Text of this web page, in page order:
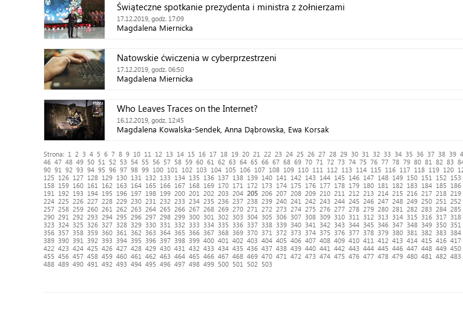
Świąteczne spotkanie prezydenta i ministra z żołnierzami
17.12.2019, godz. 17:09
Magdalena Miernicka
Natowskie ćwiczenia w cyberprzestrzeni
17.12.2019, godz. 06:50
Magdalena Miernicka
Who Leaves Traces on the Internet?
16.12.2019, godz. 12:45
Magdalena Kowalska-Sendek, Anna Dąbrowska, Ewa Korsak
Strona: 1 2 3 4 5 6 7 8 9 10 11 12 13 14 15 16 17 18 19 20 21 22 23 24 25 26 27 28 29 30 31 32 33 34 35 36 37 38 39
46 47 48 49 50 51 52 53 54 55 56 57 58 59 60 61 62 63 64 65 66 67 68 69 70 71 72 73 74 75 76 77 78 79 80 81 82 83
90 91 92 93 94 95 96 97 98 99 100 101 102 103 104 105 106 107 108 109 110 111 112 113 114 115 116 117 118 119 120
125
126 127 128 129 130 131 132 133 134 135 136 137 138 139 140 141 142 143 144 145 146 147 148 149 150 151 152 153
158 159 160 161 162 163 164 165 166 167 168 169 170 171 172 173 174 175 176 177 178 179 180 181 182 183 184 185 186
191
192 193 194 195 196 197 198 199 200 201 202 203 204 205 206 207 208 209 210 211 212 213 214 215 216 217 218 219
224 225 226 227 228 229 230 231 232 233 234 235 236 237 238 239 240 241 242 243 244 245 246 247 248 249 250 251 252
257 258 259 260 261 262 263 264 265 266 267 268 269 270 271 272 273 274 275 276 277 278 279 280 281 282 283 284 285
290 291 292 293 294 295 296 297 298 299 300 301 302 303 304 305 306 307 308 309 310 311 312 313 314 315 316 317 318
323
324 325 326 327 328 329 330 331 332 333 334 335 336 337 338 339 340 341 342 343 344 345 346 347 348 349 350 351
356 357 358 359 360 361 362 363 364 365 366 367 368 369 370 371 372 373 374 375 376 377 378 379 380 381 382 383 384
389 390 391 392 393 394 395 396 397 398 399 400 401 402 403 404 405 406 407 408 409 410 411 412 413 414 415 416 417
422 423 424 425 426 427 428 429 430 431 432 433 434 435 436 437 438 439 440 441 442 443 444 445 446 447 448 449 450
455 456 457 458 459 460 461 462 463 464 465 466 467 468 469 470 471 472 473 474 475 476 477 478 479 480 481 482 483
488 489 490 491 492 493 494 495 496 497 498 499 500 501 502 503